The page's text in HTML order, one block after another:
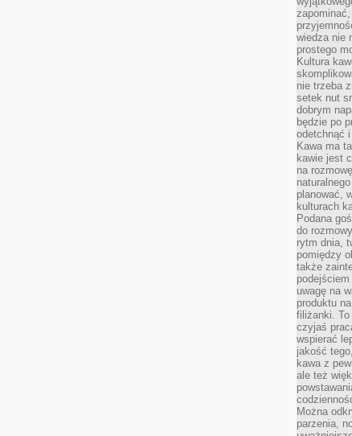
wiedza nie
prostego
Kultura
nie trzeba
setek nut
dobrym
będzie po
odetchnąć
Kawa ma
kawie jest
na
planować,
kulturach
Podana
do
rytm dnia,
pomiędzy
także
uwagę na
produktu
filiżanki.
czyjaś
wspierać
jakość
kawa z
ale też
Można
parzenia,